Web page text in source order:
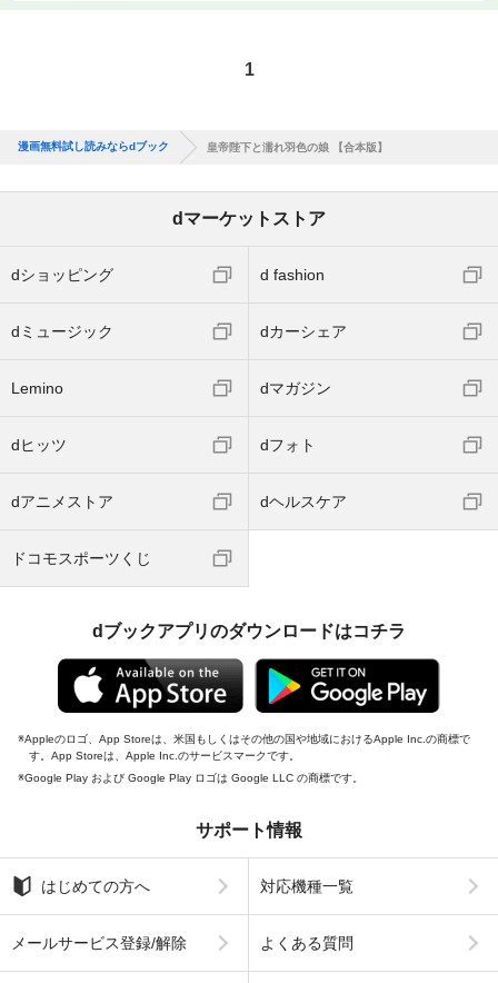
1
漫画無料試し読みならdブック 皇帝陛下と濡れ羽色の娘 【合本版】
dマーケットストア
dショッピング d fashion
dミュージック dカーシェア
Lemino dマガジン
dヒッツ dフォト
dアニメストア dヘルスケア
ドコモスポーツくじ
dブックアプリのダウンロードはコチラ
Appleのロゴ、App Storeは、米国もしくはその他の国や地域におけるApple Inc.の商標で
す。App Storeは、Apple Inc.のサービスマークです。
Google Play および Google Play ロゴは Google LLC の商標です。
サポート情報
はじめての方へ 対応機種一覧
メールサービス登録/解除 よくある質問